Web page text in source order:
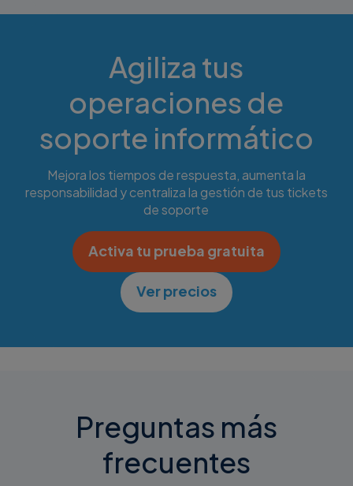
Agiliza tus
operaciones de
soporte informático
Mejora los tiempos de respuesta, aumenta la
responsabilidad y centraliza la gestión de tus tickets
de soporte
Activa tu prueba gratuita
Ver precios
Preguntas más
frecuentes